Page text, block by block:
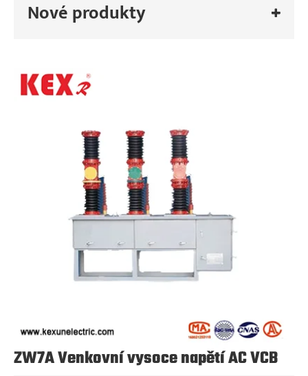
Nové produkty
ZW7A Venkovní vysoce napětí AC VCB